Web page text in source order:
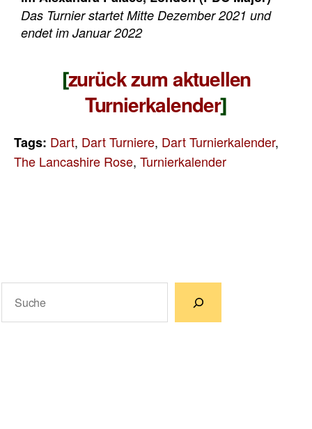
Das Turnier startet Mitte Dezember 2021 und
endet im Januar 2022
[zurück zum aktuellen
Turnierkalender]
Tags: Dart, Dart Turniere, Dart Turnierkalender,
The Lancashire Rose, Turnierkalender